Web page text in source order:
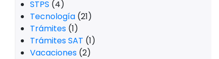
STPS (4)
Tecnología (21)
Trámites (1)
Trámites SAT (1)
Vacaciones (2)